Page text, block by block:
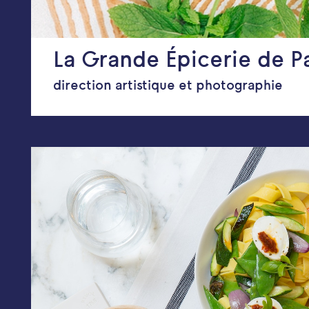
La Grande Épicerie de
direction artistique et p hotographie